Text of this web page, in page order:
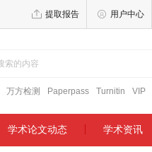
提取报告 用户中心
万方检测 Paperpass Turnitin VIP
学术论文动态 学术资讯